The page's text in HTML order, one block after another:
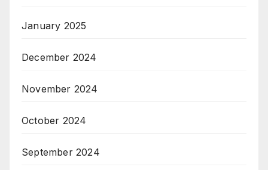
January 2025
December 2024
November 2024
October 2024
September 2024